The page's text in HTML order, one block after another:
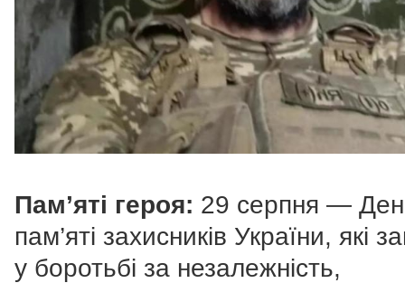
Пам’яті героя: 29 серпня —
пам’яті захисників України, які
у боротьбі за незалежність,